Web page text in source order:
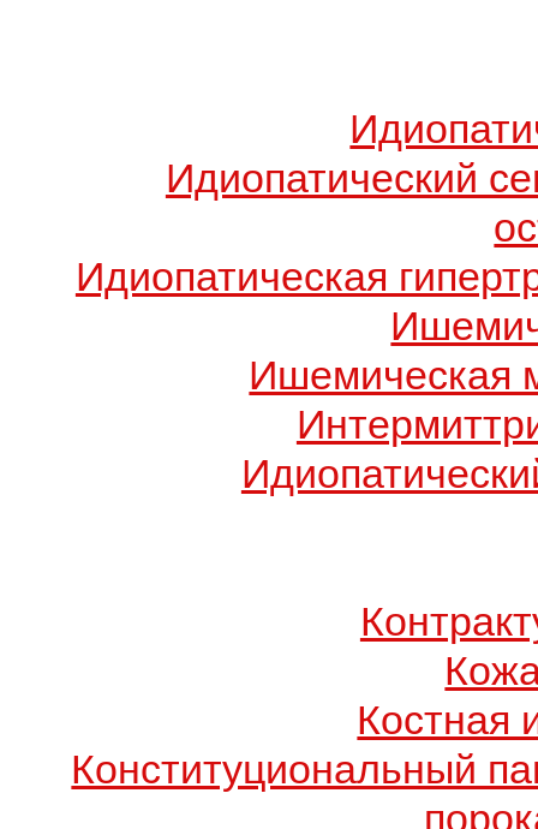
Идиопатический
Идиопатическая
Ишемическая
Костная
Конституциональный